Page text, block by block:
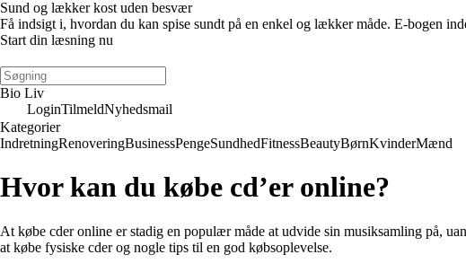
Sund og lækker kost uden besvær
Få indsigt i, hvordan du kan spise sundt på en enkel og lækker måde. E-bogen
Start din læsning nu
Bio Liv
LoginTilmeldNyhedsmail
Kategorier
IndretningRenoveringBusinessPengeSundhedFitnessBeautyBørnKvinderMænd
Hvor kan du købe cd’er online?
At købe cder online er stadig en populær måde at udvide sin musiksamling på,
at købe fysiske cder og nogle tips til en god købsoplevelse.